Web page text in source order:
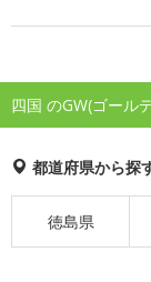
四国 のGW(ゴール
都道府県から探
徳島県